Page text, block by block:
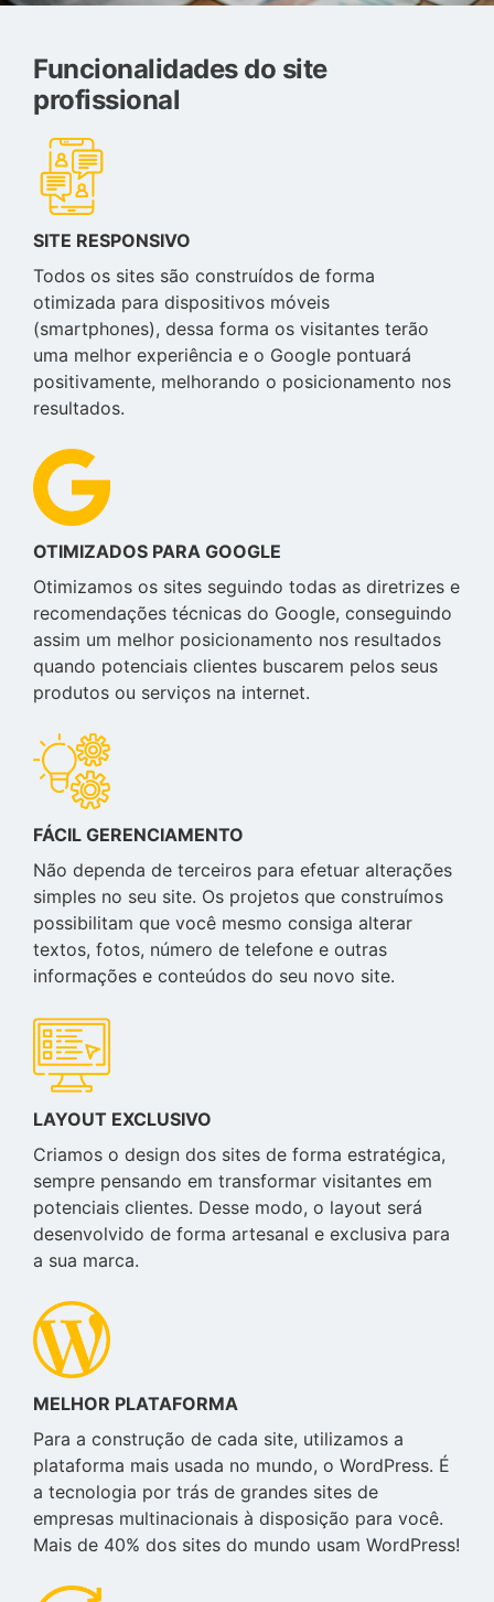
Funcionalidades do site
profissional
SITE RESPONSIVO
Todos os sites são construídos de forma
otimizada para dispositivos móveis
(smartphones), dessa forma os visitantes terão
uma melhor experiência e o Google pontuará
positivamente, melhorando o posicionamento nos
resultados.
OTIMIZADOS PARA GOOGLE
Otimizamos os sites seguindo todas as diretrizes e
recomendações técnicas do Google, conseguindo
assim um melhor posicionamento nos resultados
quando potenciais clientes buscarem pelos seus
produtos ou serviços na internet.
FÁCIL GERENCIAMENTO
Não dependa de terceiros para efetuar alterações
simples no seu site. Os projetos que construímos
possibilitam que você mesmo consiga alterar
textos, fotos, número de telefone e outras
informações e conteúdos do seu novo site.
LAYOUT EXCLUSIVO
Criamos o design dos sites de forma estratégica,
sempre pensando em transformar visitantes em
potenciais clientes. Desse modo, o layout será
desenvolvido de forma artesanal e exclusiva para
a sua marca.
MELHOR PLATAFORMA
Para a construção de cada site, utilizamos a
plataforma mais usada no mundo, o WordPress. É
a tecnologia por trás de grandes sites de
empresas multinacionais à disposição para você.
Mais de 40% dos sites do mundo usam WordPress!